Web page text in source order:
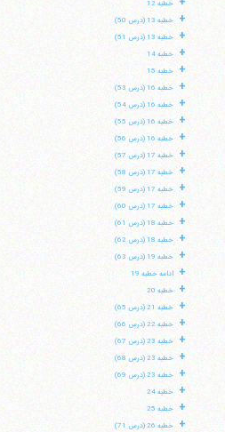
خطبه 12
+ خطبه 13 (درس 50)
+ خطبه 13 (درس 51)
+ خطبه 14
+ خطبه 15
+ خطبه 16 (درس 53)
+ خطبه 16 (درس 54)
+ خطبه 16 (درس 55)
+ خطبه 16 (درس 56)
+ خطبه 17 (درس 57)
+ خطبه 17 (درس 58)
+ خطبه 17 (درس 59)
+ خطبه 17 (درس 60)
+ خطبه 18 (درس 61)
+ خطبه 18 (درس 62)
+ خطبه 19 (درس 63)
+ ادامه خطبه 19
+ خطبه 20
+ خطبه 21 (درس 65)
+ خطبه 22 (درس 66)
+ خطبه 23 (درس 67)
+ خطبه 23 (درس 68)
+ خطبه 23 (درس 69)
+ خطبه 24
+ خطبه 25
+ خطبه 26 (درس 71)